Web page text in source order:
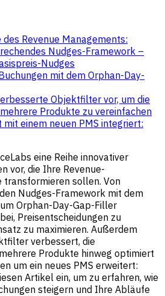
Revenue Managements:
Nudges-Framework –
Nudges
mit dem Orphan-Day-
Objektfilter vor, um die
Produkte zu vereinfachen
einem neuen PMS integriert:
eine Reihe innovativer
vor, die Ihre Revenue-
transformieren sollen. Von
Nudges-Framework mit dem
Orphan-Day-Gap-Filler
Preisentscheidungen zu
zu maximieren. Außerdem
verbessert, die
Produkte hinweg optimiert
um ein neues PMS erweitert:
Artikel ein, um zu erfahren, wie
steigern und Ihre Abläufe